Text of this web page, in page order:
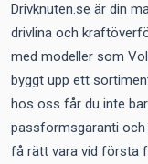
Drivknuten.se är din
drivlina och
med modeller som
byggt upp ett
hos oss får du inte
passformsgaranti
få rätt vara vid första